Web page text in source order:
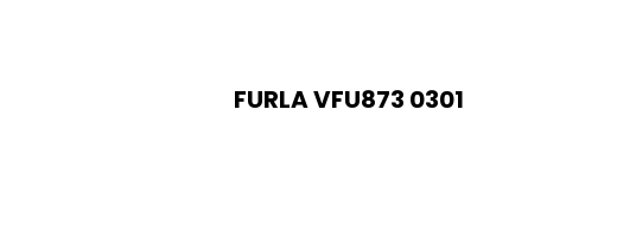
FURLA VFU873 0301